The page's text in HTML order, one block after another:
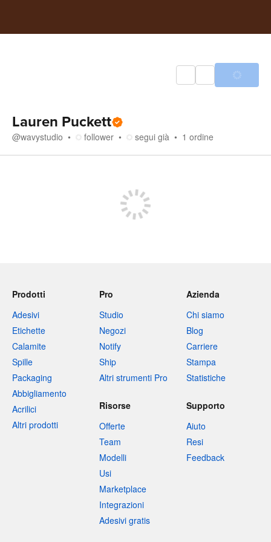
Lauren Puckett
@wavystudio follower segui già 1 ordine
Prodotti
Adesivi
Etichette
Calamite
Spille
Packaging
Abbigliamento
Acrilici
Altri prodotti
Pro
Studio
Negozi
Notify
Ship
Altri strumenti Pro
Azienda
Chi siamo
Blog
Carriere
Stampa
Statistiche
Risorse
Offerte
Team
Modelli
Usi
Marketplace
Integrazioni
Adesivi gratis
Supporto
Aiuto
Resi
Feedback